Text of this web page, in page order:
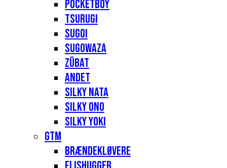
Pocketboy
Tsurugi
Sugoi
Sugowaza
Zübat
Andet
Silky Nata
Silky Ono
Silky Yoki
GTM
Brændekløvere